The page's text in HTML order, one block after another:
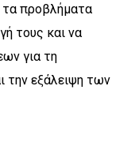
τα προβλήματα
τους και να
για τη
την εξάλειψη των